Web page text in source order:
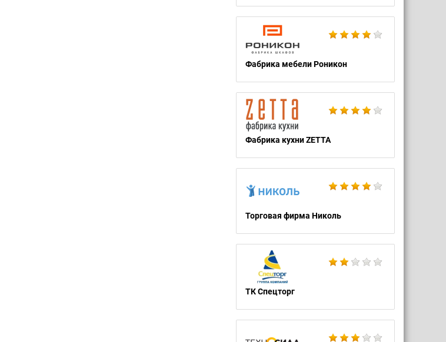
Фабрика мебели Роникон
Фабрика кухни ZETTA
Торговая фирма Николь
ТК Спецторг